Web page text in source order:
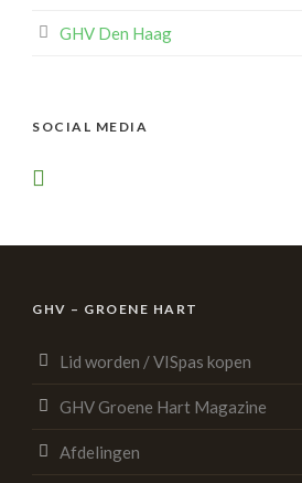
GHV Den Haag
SOCIAL MEDIA
GHV – GROENE HART
Lid worden / VISpas kopen
GHV Groene Hart Magazine
Afdelingen